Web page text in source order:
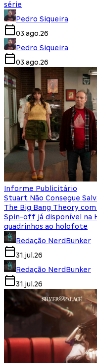
série
Pedro Siqueira
03.ago.26
Pedro Siqueira
03.ago.26
Informe Publicitário
Stuart Não Consegue
The Big Bang Theory
Spin-off já disponível na
quadrinhos ao holofote
Redação NerdBunker
31.jul.26
Redação NerdBunker
31.jul.26